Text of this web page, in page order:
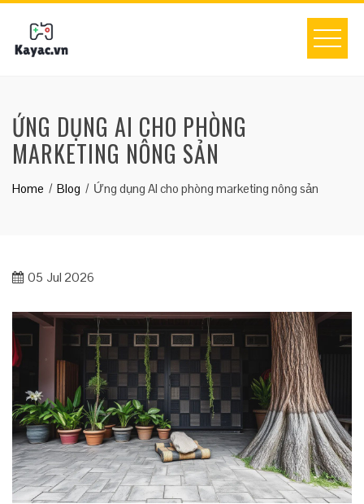
content
ỨNG DỤNG AI CHO PHÒNG
MARKETING NÔNG SẢN
Home Blog Ứng dụng AI cho phòng marketing nông sản
05 Jul 2026